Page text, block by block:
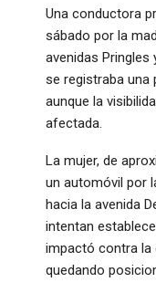
Una conductora
sábado por la
avenidas Pringles
se registraba una
aunque la
afectada.
La mujer, de
un automóvil por
hacia la avenida
intentan
impactó contra la
quedando